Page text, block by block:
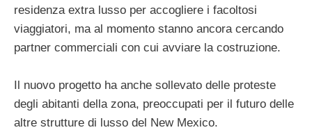
residenza extra lusso per accogliere i facoltosi
viaggiatori, ma al momento stanno ancora cercando
partner commerciali con cui avviare la costruzione.
Il nuovo progetto ha anche sollevato delle proteste
degli abitanti della zona, preoccupati per il futuro delle
altre strutture di lusso del New Mexico.